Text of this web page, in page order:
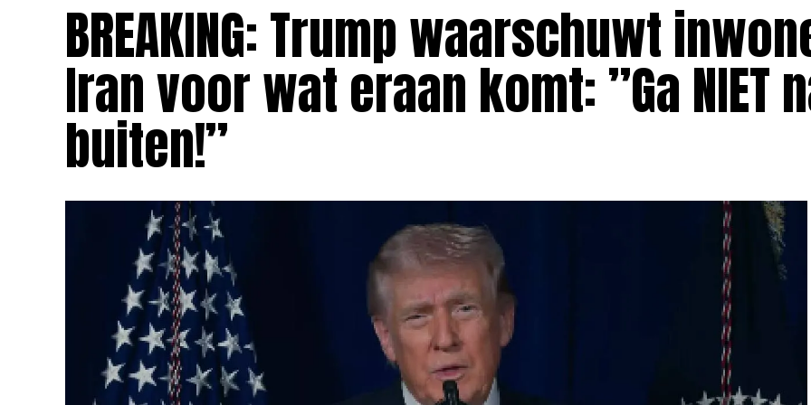
BREAKING: Trump waarschuwt
Iran voor wat eraan komt: ”Ga NIET
buiten!”